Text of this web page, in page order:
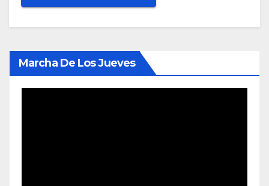
Marcha De Los Jueves